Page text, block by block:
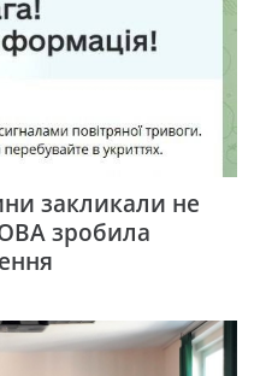
закликали не
зробила